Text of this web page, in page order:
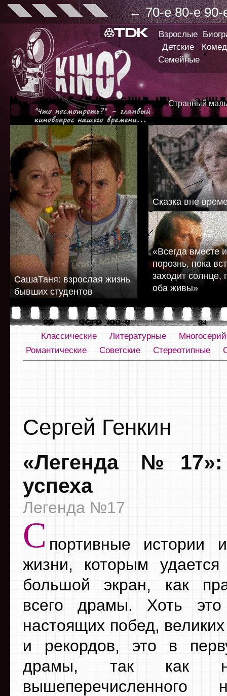
← 70-е 80-е 90-
Взрослые
Детские
Семейные
Странный
СашаТаня: взрослая жизнь
бывших студентов
Сказка вне
«Всегда вместе
порознь, пока
заходит солнце,
оба живы»
Классические Литературные
Романтические
Советские Стереотипные
Сергей Генкин
«Легенда №17»:
успеха
Легенда №17
С портивные истории
жизни, которым
большой экран, как
всего драмы. Хоть
настоящих побед,
и рекордов, это в
драмы, так как